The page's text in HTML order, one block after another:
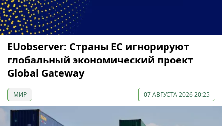
EUobserver: Страны ЕС игнорируют
глобальный экономический проект
Global Gateway
МИР 07 АВГУСТА 2026 20:25